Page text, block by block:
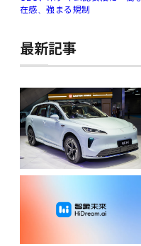
在感、強まる規制
最新記事